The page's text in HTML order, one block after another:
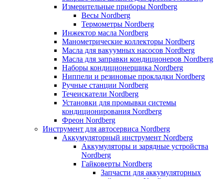
Измерительные приборы Nordberg
Весы Nordberg
Термометры Nordberg
Инжектор масла Nordberg
Манометрические коллекторы Nordberg
Масла для вакуумных насосов Nordberg
Масла для заправки кондиционеров Nordberg
Наборы кондиционерщика Nordberg
Ниппели и резиновые прокладки Nordberg
Ручные станции Nordberg
Течеискатели Nordberg
Установки для промывки системы
кондиционирования Nordberg
Фреон Nordberg
Инструмент для автосервиса Nordberg
Аккумуляторный инструмент Nordberg
Аккумуляторы и зарядные устройства
Nordberg
Гайковерты Nordberg
Запчасти для аккумуляторных